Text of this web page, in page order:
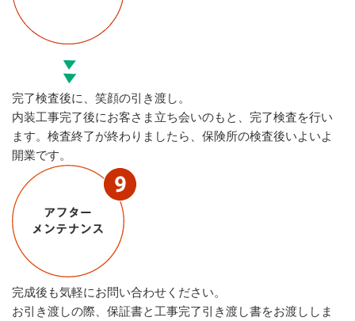
完了検査後に、笑顔の引き渡し。
内装工事完了後にお客さま立ち会いのもと、完了検査を行い
ます。検査終了が終わりましたら、保険所の検査後いよいよ
開業です。
完成後も気軽にお問い合わせください。
お引き渡しの際、保証書と工事完了引き渡し書をお渡ししま